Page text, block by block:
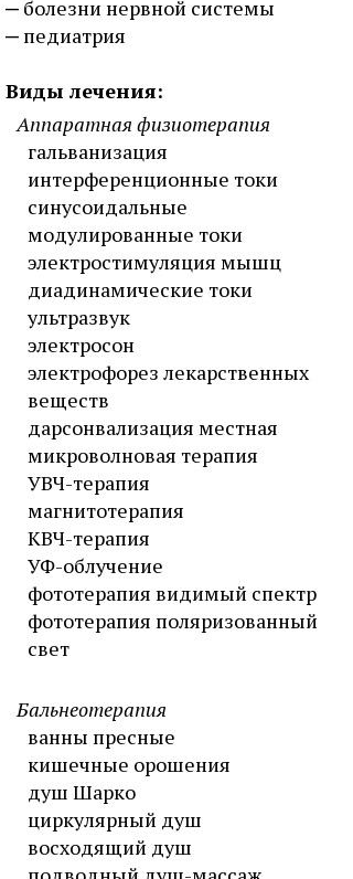
болезни нервной системы
педиатрия
Виды лечения:
Аппаратная физиотерапия
гальванизация
интерференционные токи
синусоидальные
модулированные токи
электростимуляция мышц
диадинамические токи
ультразвук
электросон
электрофорез лекарственных
веществ
дарсонвализация местная
микроволновая терапия
УВЧ-терапия
магнитотерапия
КВЧ-терапия
УФ-облучение
фототерапия видимый спектр
фототерапия поляризованный
свет
Бальнеотерапия
ванны пресные
кишечные орошения
душ Шарко
циркулярный душ
восходящий душ